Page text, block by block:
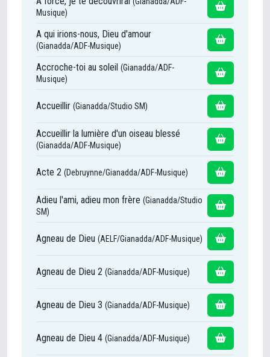
Musique)
A qui irions-nous, Dieu d'amour
(Gianadda/ADF-Musique)
Accroche-toi au soleil (Gianadda/ADF-
Musique)
Accueillir (Gianadda/Studio SM)
Accueillir la lumière d'un oiseau blessé
(Gianadda/ADF-Musique)
Acte 2 (Debruynne/Gianadda/ADF-Musique)
Adieu l'ami, adieu mon frère (Gianadda/Studio
SM)
Agneau de Dieu (AELF/Gianadda/ADF-Musique)
Agneau de Dieu 2 (Gianadda/ADF-Musique)
Agneau de Dieu 3 (Gianadda/ADF-Musique)
Agneau de Dieu 4 (Gianadda/ADF-Musique)